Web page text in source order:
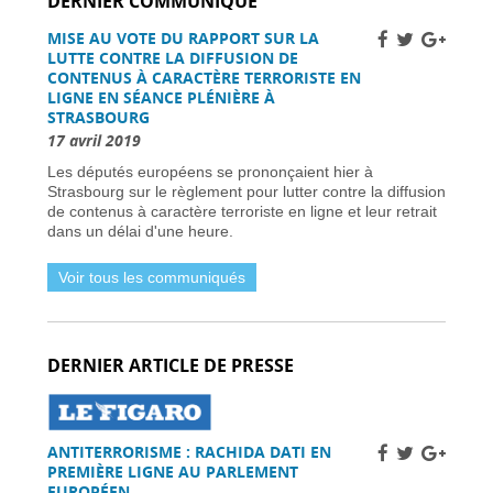
Grève des pilotes Lufthansa : perturbations de
Une nouvelle ère d’ici 2030 -31 mars 2026
Élections municipales à Nice 2026 : enjeux et
candidats - 31 mars 2026
Dernière chance pour les skieurs cette saison -
31 mars 2026
Vol Ryanair : des passagers bloqués en France
à cause des retards de l’EES -31 mars 2026
Air France-KLM augmente les tarifs long-
courrier face à la crise pétrolière du Moyen-
Orient -30 mars 2026
Nationaux britanniques à double nationalité:
défis de renouvellement de passeport dans le
L’extrême droite et la gauche enregistrent des
gains importants - 30 mars 2026
Sénat français approuve la loi sur l’ANPR pour
renforcer les moyens de lutte contre la
criminalité -29 mars 2026
Femme britannique disparue à Nîmes
retrouvée saine et sauve en Italie -
MISE AU VOTE DU RAPPORT SUR LA
LUTTE CONTRE LA DIFFUSION DE
CONTENUS À CARACTÈRE TERRORISTE EN
LIGNE EN SÉANCE PLÉNIÈRE À
STRASBOURG
17 avril 2019
Les députés européens se prononçaient hier à
Strasbourg sur le règlement pour lutter contre la diffusion
de contenus à caractère terroriste en ligne et leur retrait
dans un délai d'une heure.
Voir tous les communiqués
DERNIER ARTICLE DE PRESSE
ANTITERRORISME : RACHIDA DATI EN
PREMIÈRE LIGNE AU PARLEMENT